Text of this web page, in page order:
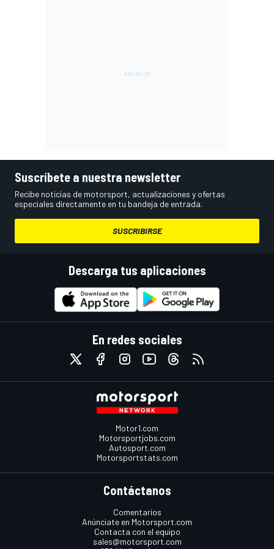
Suscríbete a nuestra newsletter
Recibe noticias de motorsport, actualizaciones y ofertas
especiales directamente en tu bandeja de entrada.
SUSCRIBIRSE
Descarga tus aplicaciones
En redes sociales
Motor1.com
Motorsportjobs.com
Autosport.com
Motorsportstats.com
Contáctanos
Comentarios
Anúnciate en Motorsport.com
Contacta con el equipo
sales@motorsport.com